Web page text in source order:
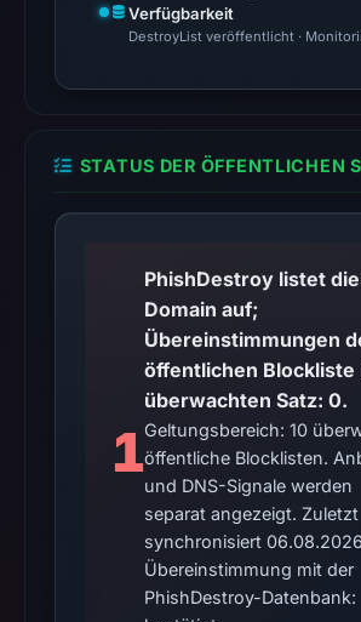
Other
No
blocklist
matches
were
in
the
snapshot
from
Aug
5,
2026
at
22:20
UTC.
Google
Safe
Verfügbarkeit
DestroyList veröffentlicht ·
STATUS DER ÖFFENTLICHEN
1
PhishDestroy listet
Domain auf;
Übereinstimmungen
öffentlichen Blockliste
überwachten Satz: 0.
Geltungsbereich: 10
öffentliche Blocklisten.
und DNS-Signale werden
separat angezeigt. Zuletzt
synchronisiert
Übereinstimmung mit der
PhishDestroy-Datenbank: